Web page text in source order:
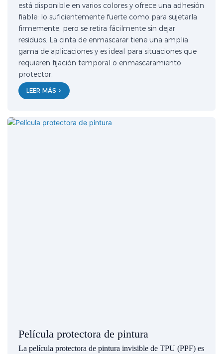
está disponible en varios colores y ofrece una adhesión
fiable: lo suficientemente fuerte como para sujetarla
firmemente, pero se retira fácilmente sin dejar
residuos. La cinta de enmascarar tiene una amplia
gama de aplicaciones y es ideal para situaciones que
requieren fijación temporal o enmascaramiento
protector.
LEER MÁS >
Película protectora de pintura
La película protectora de pintura invisible de TPU (PPF) es